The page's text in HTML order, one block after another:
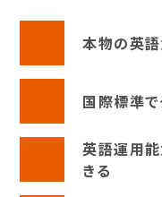
本物の英語
国際標準
英語運用
きる